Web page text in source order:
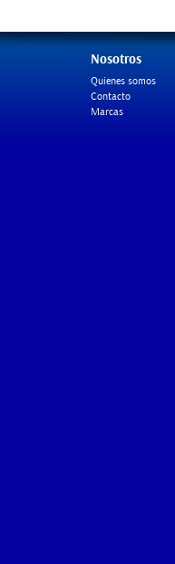
Nosotros
Quienes somos
Contacto
Marcas